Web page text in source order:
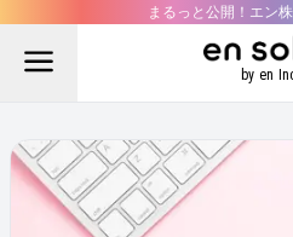
まるっと公開！エン
by en